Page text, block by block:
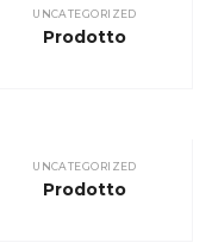
UNCATEGORIZED
Prodotto
UNCATEGORIZED
Prodotto